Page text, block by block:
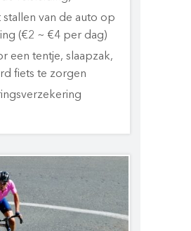
van de auto op
(€2 ~ €4 per dag)
een tentje, slaapzak,
fiets te zorgen